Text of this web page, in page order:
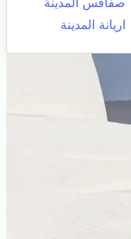
اريانة المدينة